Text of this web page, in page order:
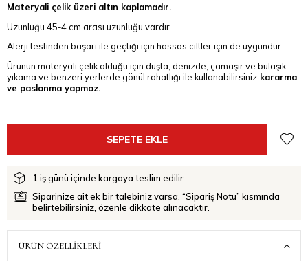
Materyali çelik üzeri altın kaplamadır.
Uzunluğu 45-4 cm arası uzunluğu vardır.
Alerji testinden başarı ile geçtiği için hassas ciltler için de uygundur.
Ürünün materyali çelik olduğu için duşta, denizde, çamaşır ve bulaşık
yıkama ve benzeri yerlerde gönül rahatlığı ile kullanabilirsiniz kararma
ve paslanma yapmaz.
1 iş günü içinde kargoya teslim edilir.
Siparinize ait ek bir talebiniz varsa, “Sipariş Notu” kısmında
belirtebilirsiniz, özenle dikkate alınacaktır.
ÜRÜN ÖZELLIKLERI